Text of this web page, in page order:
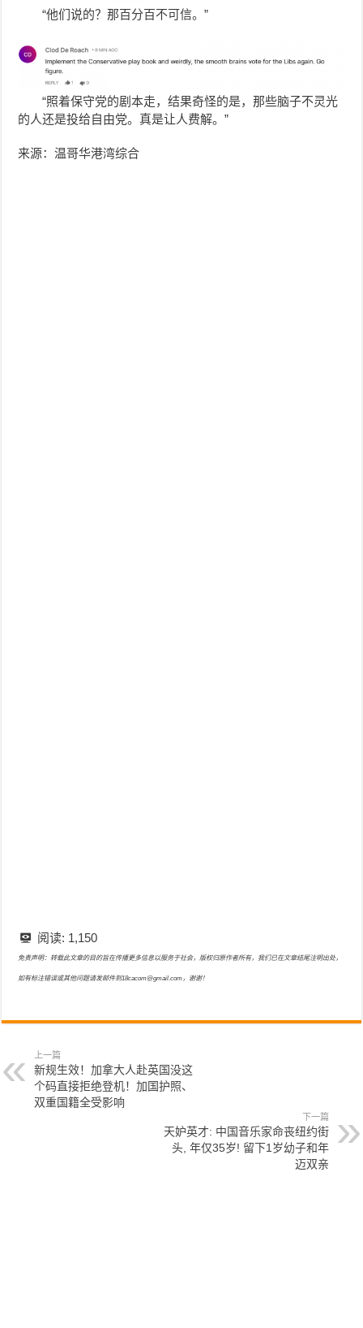
“他们说的？那百分百不可信。”
“照着保守党的剧本走，结果奇怪的是，那些脑子不灵光
的人还是投给自由党。真是让人费解。”
来源：温哥华港湾综合
阅读: 1,150
免责声明：转载此文章的目的旨在传播更多信息以服务于社会，版权归原作者所有，我们已在文章结尾注明出处，
如有标注错误或其他问题请发邮件到18cacom@gmail.com，谢谢！
上一篇
新规生效！加拿大人赴英国没这
个码直接拒绝登机！加国护照、
双重国籍全受影响
下一篇
天妒英才: 中国音乐家命丧纽约街
头, 年仅35岁! 留下1岁幼子和年
迈双亲